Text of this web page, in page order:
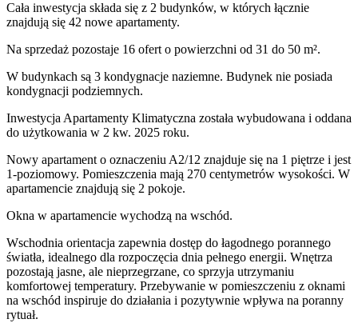
Cała inwestycja składa się z 2 budynków, w których łącznie
znajdują się 42 nowe apartamenty.
Na sprzedaż pozostaje 16 ofert o powierzchni od 31 do 50 m².
W budynkach są 3 kondygnacje naziemne. Budynek nie posiada
kondygnacji podziemnych.
Inwestycja Apartamenty Klimatyczna została wybudowana i oddana
do użytkowania w 2 kw. 2025 roku.
Nowy apartament o oznaczeniu A2/12 znajduje się na 1 piętrze i jest
1-poziomowy. Pomieszczenia mają 270 centymetrów wysokości. W
apartamencie znajdują się 2 pokoje.
Okna w apartamencie wychodzą na wschód.
Wschodnia orientacja zapewnia dostęp do łagodnego porannego
światła, idealnego dla rozpoczęcia dnia pełnego energii. Wnętrza
pozostają jasne, ale nieprzegrzane, co sprzyja utrzymaniu
komfortowej temperatury. Przebywanie w pomieszczeniu z oknami
na wschód inspiruje do działania i pozytywnie wpływa na poranny
rytuał.